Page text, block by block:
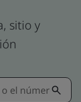
sitio y